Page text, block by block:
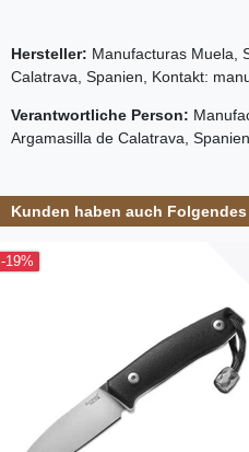
Hersteller: Manufacturas Muela,
Calatrava Spanien , Kontakt:
Verantwortliche Person:
Argamasilla de Calatrava Spanien
Kunden haben auch
-19%